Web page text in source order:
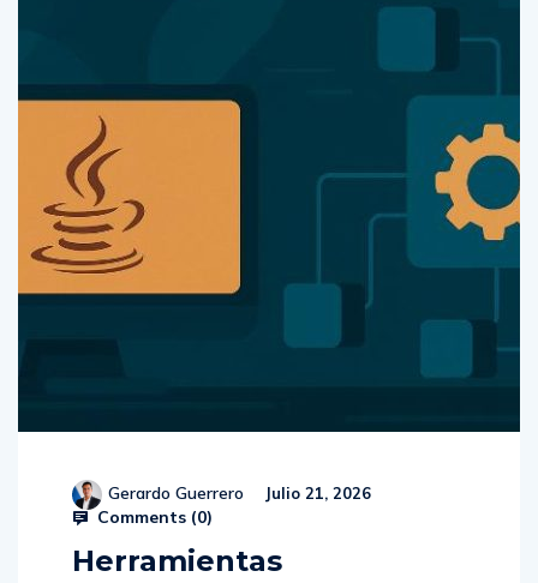
Gerardo Guerrero Julio 21, 2026
Comments (0)
Herramientas